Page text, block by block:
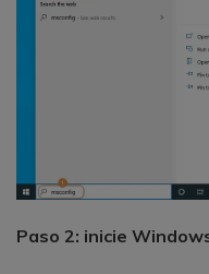
Paso 2: inicie